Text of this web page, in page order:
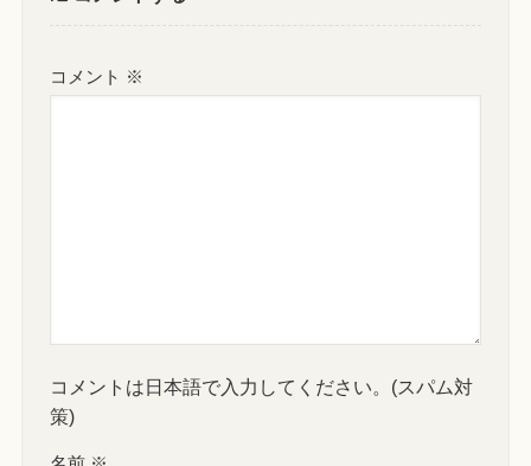
コメント ※
コメントは日本語で入力してください。(スパム対
策)